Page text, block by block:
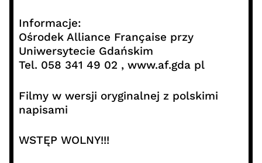
Informacje:
Ośrodek Alliance Française przy
Uniwersytecie Gdańskim
Tel. 058 341 49 02 , www.af.gda pl
Filmy w wersji oryginalnej z polskimi
napisami
WSTĘP WOLNY!!!